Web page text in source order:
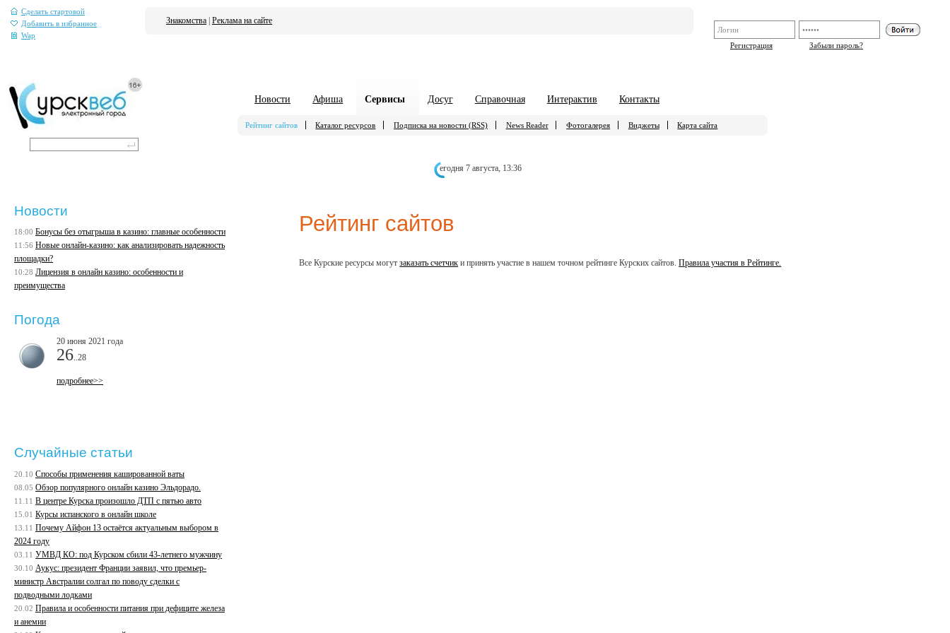
Сделать стартовой
Добавить в избранное
Wap
Регистрация
Забыли пароль?
Знакомства Реклама на сайте
Новости Афиша Сервисы Досуг Справочная Интерактив Контакты
Рейтинг сайтов Каталог ресурсов Подписка на новости (RSS) News Reader Фотогалерея Виджеты Карта сайта
егодня 7 августа, 13:36
Рейтинг сайтов
Все Курские ресурсы могутзаказать счетчик и принять участие в нашем точном рейтинге Курских сайтов.Правила участия в Рейтинге.
Новости
18:00 Бонусы без отыгрыша в казино: главные особенности
11:56 Новые онлайн-казино: как анализировать надежность
площадки?
10:28 Лицензия в онлайн казино: особенности и
преимущества
Погода
20 июня 2021 года
26 ..28
подробнее>>
Случайные статьи
20.10 Способы применения кашированной ваты
08.05 Обзор популярного онлайн казино Эльдорадо.
11.11 В центре Курска произошло ДТП с пятью авто
15.01 Курсы испанского в онлайн школе
13.11 Почему Айфон 13 остаётся актуальным выбором в
2024 году
03.11 УМВД КО: под Курском сбили 43-летнего мужчину
30.10 Аукус: президент Франции заявил, что премьер-
министр Австралии солгал по поводу сделки с
подводными лодками
20.02 Правила и особенности питания при дефиците железа
и анемии